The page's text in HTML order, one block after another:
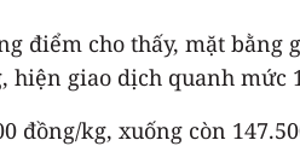
điểm cho thấy, mặt bằng
giao dịch quanh mức
đồng/kg, xuống còn